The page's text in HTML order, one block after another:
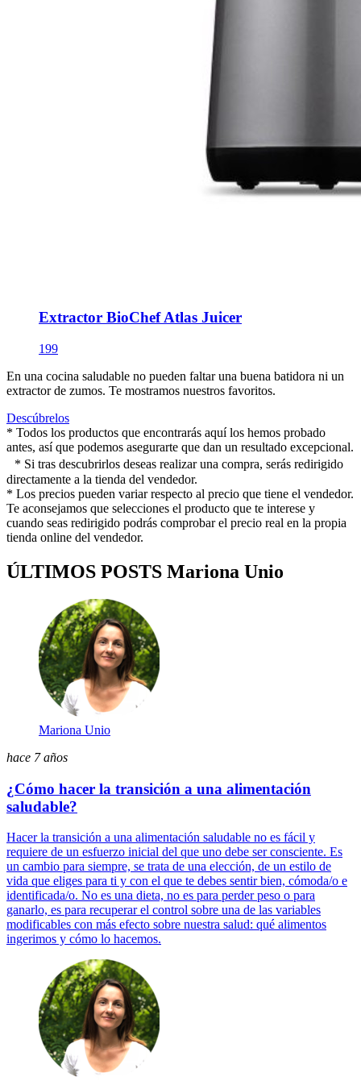
Extractor BioChef Atlas Juicer
199
En una cocina saludable no pueden faltar una buena batidora ni un
extractor de zumos. Te mostramos nuestros favoritos.
Descúbrelos
* Todos los productos que encontrarás aquí los hemos probado
antes, así que podemos asegurarte que dan un resultado excepcional.
* Si tras descubrirlos deseas realizar una compra, serás redirigido
directamente a la tienda del vendedor.
* Los precios pueden variar respecto al precio que tiene el vendedor.
Te aconsejamos que selecciones el producto que te interese y
cuando seas redirigido podrás comprobar el precio real en la propia
tienda online del vendedor.
ÚLTIMOS POSTS Mariona Unio
Mariona Unio
hace 7 años
¿Cómo hacer la transición a una alimentación
saludable?
Hacer la transición a una alimentación saludable no es fácil y
requiere de un esfuerzo inicial del que uno debe ser consciente. Es
un cambio para siempre, se trata de una elección, de un estilo de
vida que eliges para ti y con el que te debes sentir bien, cómoda/o e
identificada/o. No es una dieta, no es para perder peso o para
ganarlo, es para recuperar el control sobre una de las variables
modificables con más efecto sobre nuestra salud: qué alimentos
ingerimos y cómo lo hacemos.